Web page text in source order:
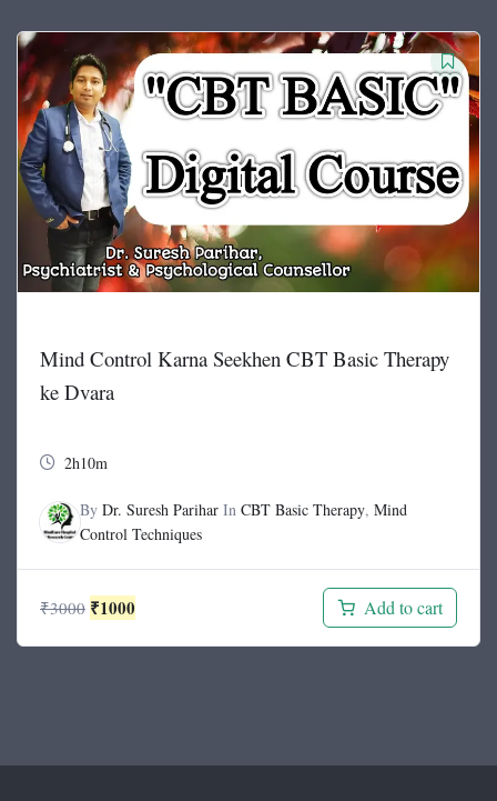
Mind Control Karna Seekhen CBT Basic Therapy
ke Dvara
2h10m
By Dr. Suresh Parihar In CBT Basic Therapy, Mind
Control Techniques
₹3000 Original
₹1000 Add to cart